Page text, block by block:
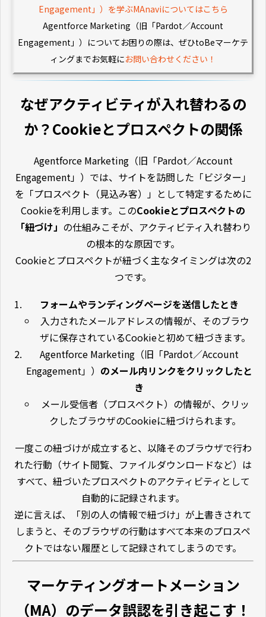
Engagement」）を学ぶMAnaviについてはこちら
Agentforce Marketing（旧「Pardot／Account
Engagement」）についてお困りの際は、ぜひtoBeマーケテ
ィングまでお気軽にお問い合わせください！
なぜアクティビティが入れ替わるの
か？Cookieとプロスペクトの関係
Agentforce Marketing（旧「Pardot／Account
Engagement」）では、サイトを訪問した「ビジター」
を「プロスペクト（見込み客）」として特定するために
Cookieを利用します。このCookieとプロスペクトの
「紐づけ」 の仕組みこそが、アクティビティ入れ替わり
の根本的な原因です。
Cookieとプロスペクトが紐づく主なタイミングは次の2
つです。
フォームやランディングページを送信したとき
入力されたメールアドレスの情報が、そのブラウ
ザに保存されているCookieと初めて紐づきます。
Agentforce Marketing（旧「Pardot／Account
Engagement」） のメール内リンクをクリックしたと
き
メール受信者（プロスペクト）の情報が、クリッ
クしたブラウザのCookieに紐づけられます。
一度この紐づけが成立すると、以降そのブラウザで行わ
れた行動（サイト閲覧、ファイルダウンロードなど）は
すべて、紐づいたプロスペクトのアクティビティとして
自動的に記録されます。
逆に言えば、「別の人の情報で紐づけ」が上書きされて
しまうと、そのブラウザの行動はすべて本来のプロスペ
クトではない履歴として記録されてしまうのです。
マーケティングオートメーション
（MA） のデータ誤認を引き起こす！